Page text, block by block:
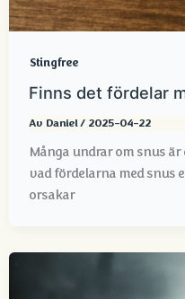
Stingfree
Finns det fördelar
Av Daniel/ 2025-04-22
Många undrar om snus
vad fördelarna med snus
orsakar